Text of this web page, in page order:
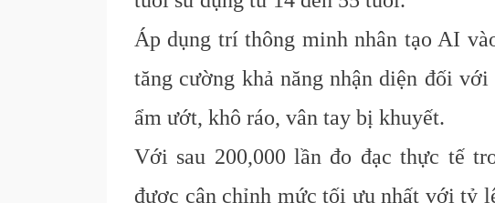
Áp dụng trí thông minh nhân tạo AI
tăng cường khả năng nhận diện đối
ẩm ướt, khô ráo, vân tay bị khuyết.
Với sau 200,000 lần đo đạc thực tế
được cân chỉnh mức tối ưu nhất với tỷ